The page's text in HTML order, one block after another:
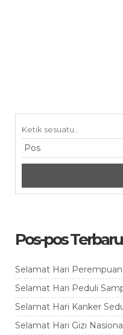
Pos-pos Terbaru
Selamat Hari
Selamat Hari Peduli
Selamat Hari Kanker
Selamat Hari Gizi